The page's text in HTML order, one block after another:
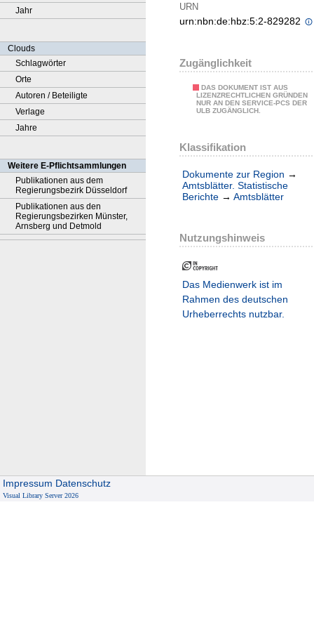
Jahr
Clouds
Schlagwörter
Orte
Autoren / Beteiligte
Verlage
Jahre
Weitere E-Pflichtsammlungen
Publikationen aus dem
Regierungsbezirk Düsseldorf
Publikationen aus den
Regierungsbezirken Münster,
Arnsberg und Detmold
URN
urn:nbn:de:hbz:5:2-829282
Zugänglichkeit
DAS DOKUMENT IST AUS
LIZENZRECHTLICHEN GRÜNDEN
NUR AN DEN SERVICE-PCS DER
ULB ZUGÄNGLICH.
Klassifikation
Dokumente zur Region →
Amtsblätter. Statistische
Berichte → Amtsblätter
Nutzungshinweis
Das Medienwerk ist im
Rahmen des deutschen
Urheberrechts nutzbar.
Impressum Datenschutz
Visual Library Server 2026